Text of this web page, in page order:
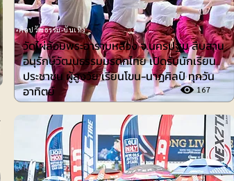
วัดไผ่ล้อมพระอารามหลวง จ.นครปฐม สืบสาน
อนุรักษ์วัฒนธรรมมรดกไทย เปิดรับนักเรียน
ประชาชน ผู้สูงวัย เรียนโขน-นาฏศิลป์ ทุกวัน
อาทิตย์
167
ศิลปวัฒธรรม-บันเทิง